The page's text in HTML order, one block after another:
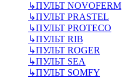
↳ПУЛЬТ NOVOFERM
↳ПУЛЬТ PRASTEL
↳ПУЛЬТ PROTECO
↳ПУЛЬТ RIB
↳ПУЛЬТ ROGER
↳ПУЛЬТ SEA
↳ПУЛЬТ SOMFY